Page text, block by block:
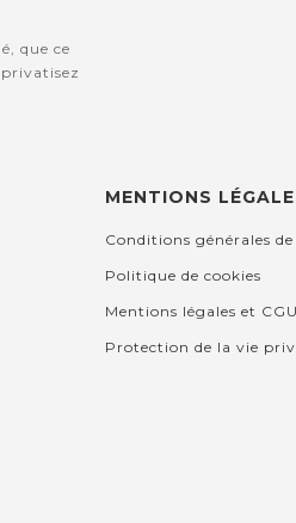
que ce
MENTIONS
Conditions générales
Politique de cookies
Mentions légales et CGU
Protection de la vie